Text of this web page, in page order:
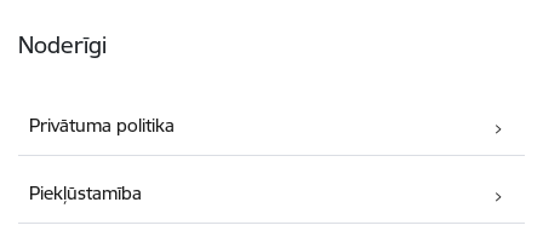
Noderīgi
Privātuma politika
Piekļūstamība